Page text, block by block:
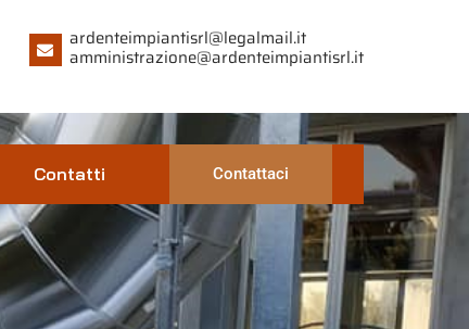
ardenteimpiantisrl@legalmail.it
amministrazione@ardenteimpiantisrl.it
Contatti Contattaci